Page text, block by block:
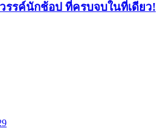
รรค์นักช้อป ที่ครบจบในที่เดียว!